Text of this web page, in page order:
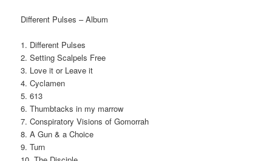
Different Pulses – Album
1. Different Pulses
2. Setting Scalpels Free
3. Love it or Leave it
4. Cyclamen
5. 613
6. Thumbtacks in my marrow
7. Conspiratory Visions of Gomorrah
8. A Gun & a Choice
9. Turn